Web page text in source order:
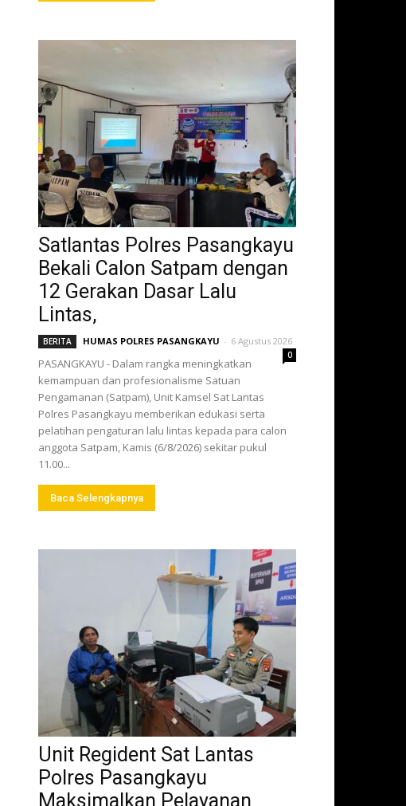
Satlantas Polres Pasangkayu
Bekali Calon Satpam dengan
12 Gerakan Dasar Lalu
Lintas,
BERITA HUMAS POLRES PASANGKAYU - 6 Agustus 2026
0
PASANGKAYU - Dalam rangka meningkatkan
kemampuan dan profesionalisme Satuan
Pengamanan (Satpam), Unit Kamsel Sat Lantas
Polres Pasangkayu memberikan edukasi serta
pelatihan pengaturan lalu lintas kepada para calon
anggota Satpam, Kamis (6/8/2026) sekitar pukul
11.00...
Baca Selengkapnya
Unit Regident Sat Lantas
Polres Pasangkayu
Maksimalkan Pelayanan